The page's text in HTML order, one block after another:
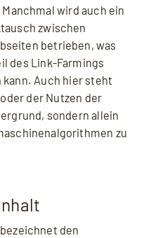
wird auch ein
zwischen
betrieben, was
des Link-Farmings
Auch hier steht
der Nutzen der
sondern allein
zu
den